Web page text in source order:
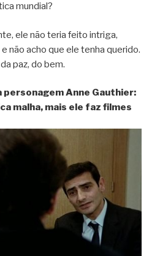
mundial?
ele não teria feito intriga,
não acho que ele tenha querido.
paz, do bem.
personagem Anne Gauthier:
malha, mais ele faz filmes